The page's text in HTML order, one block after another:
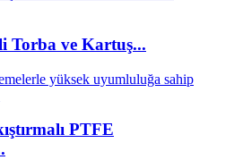
Torba ve Kartuş...
PTFE